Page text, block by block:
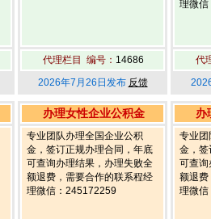
代理栏目 编号： 14686
2026年7月26日发布 反馈
理微
代
办理女性企业公积金
专业团队办理全国企业公积
金，签订正规办理合同，年底
可查询办理结果，办理失败全
额退费，需要合作的联系程经
理微信：245172259
办
专业团
金，签
可查询
额退费
理微